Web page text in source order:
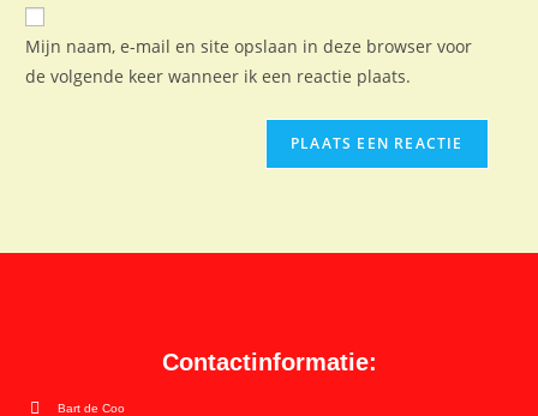
Mijn naam, e-mail en site opslaan in deze browser voor
de volgende keer wanneer ik een reactie plaats.
Contactinformatie:
Bart de Coo